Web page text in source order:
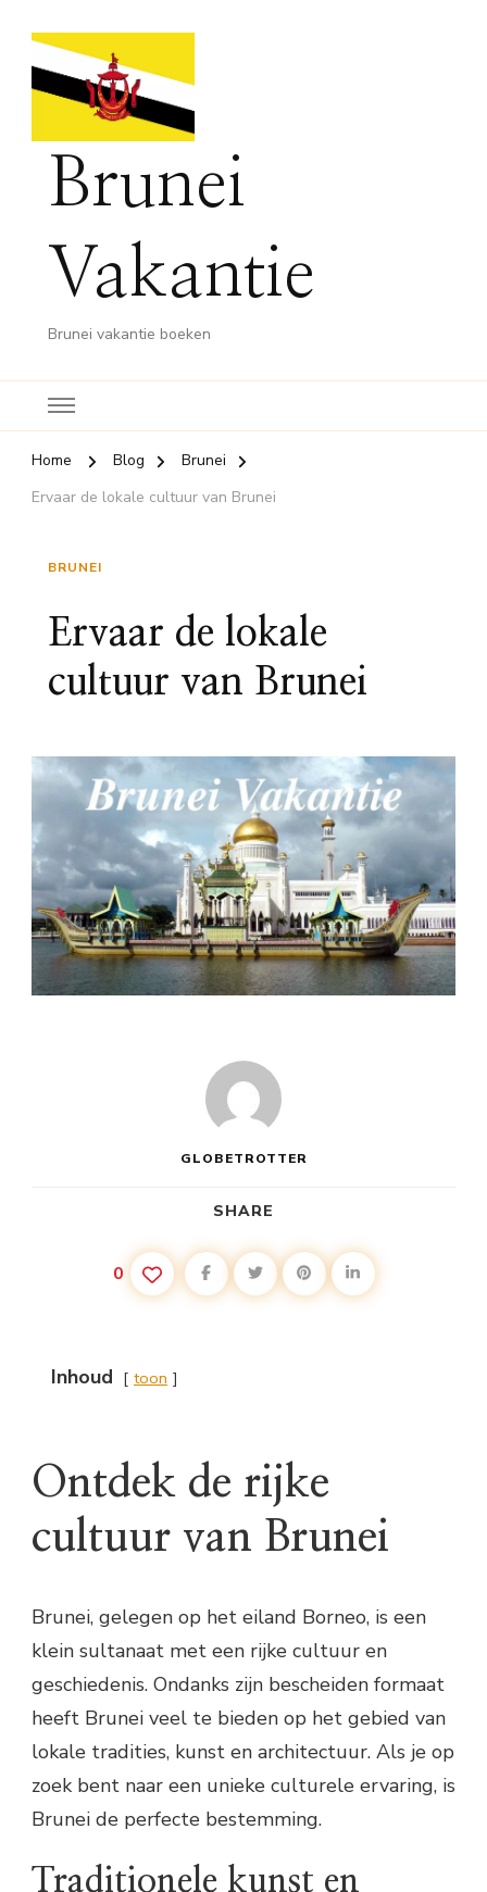
Brunei
Vakantie
Brunei vakantie boeken
Home Blog
Brunei
Ervaar de lokale cultuur van Brunei
BRUNEI
Ervaar de lokale
cultuur van Brunei
GLOBETROTTER
SHARE
0
Inhoud toon
Ontdek de rijke
cultuur van Brunei
Brunei, gelegen op het eiland Borneo, is een
klein sultanaat met een rijke cultuur en
geschiedenis. Ondanks zijn bescheiden formaat
heeft Brunei veel te bieden op het gebied van
lokale tradities, kunst en architectuur. Als je op
zoek bent naar een unieke culturele ervaring, is
Brunei de perfecte bestemming.
Traditionele kunst en